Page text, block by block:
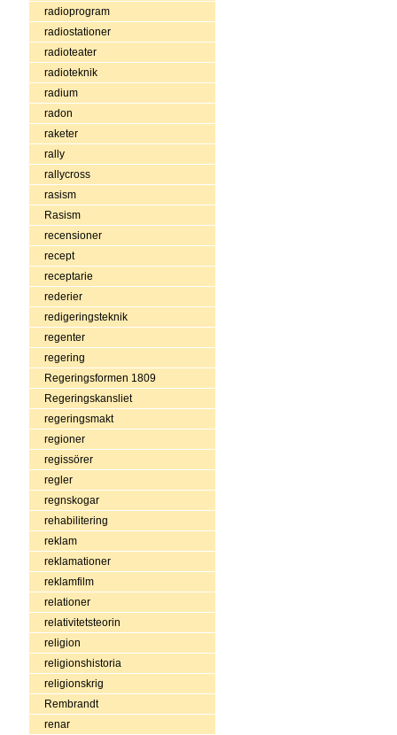
radioprogram
radiostationer
radioteater
radioteknik
radium
radon
raketer
rally
rallycross
rasism
Rasism
recensioner
recept
receptarie
rederier
redigeringsteknik
regenter
regering
Regeringsformen 1809
Regeringskansliet
regeringsmakt
regioner
regissörer
regler
regnskogar
rehabilitering
reklam
reklamationer
reklamfilm
relationer
relativitetsteorin
religion
religionshistoria
religionskrig
Rembrandt
renar